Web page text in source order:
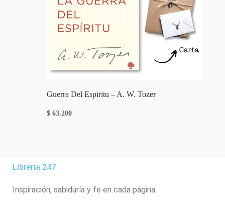
Guerra Del Espiritu – A. W. Tozer
$ 63.200
Libreria 247
Inspiración, sabiduría y fe en cada página.